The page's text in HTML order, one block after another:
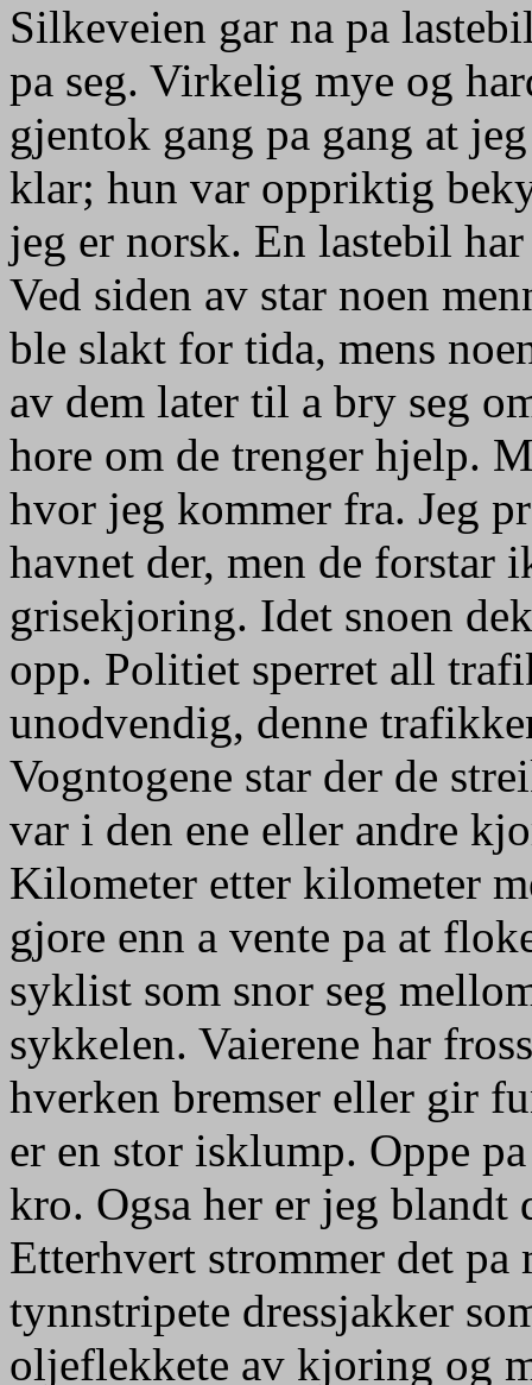
Silkeveien gar na pa
pa seg. Virkelig mye og
gjentok gang pa gang at
klar; hun var oppriktig
jeg er norsk. En lastebil
Ved siden av star noen
ble slakt for tida, mens
av dem later til a bry seg
hore om de trenger hjelp.
hvor jeg kommer fra. Jeg
havnet der, men de forstar
grisekjoring. Idet snoen
opp. Politiet sperret all
unodvendig, denne
Vogntogene star der de
var i den ene eller andre
Kilometer etter kilometer
gjore enn a vente pa at
syklist som snor seg
sykkelen. Vaierene har
hverken bremser eller gir
er en stor isklump. Oppe
kro. Ogsa her er jeg blandt
Etterhvert strommer det
tynnstripete dressjakker
oljeflekkete av kjoring og